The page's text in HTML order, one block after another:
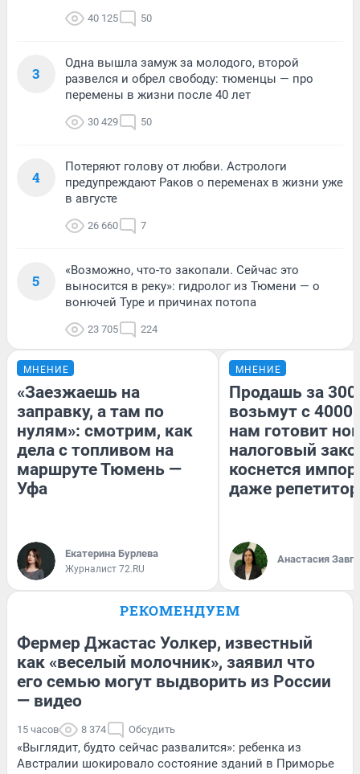
40 125 50
3
Одна вышла замуж за молодого, второй
развелся и обрел свободу: тюменцы — про
перемены в жизни после 40 лет
30 429 50
4
Потеряют голову от любви. Астрологи
предупреждают Раков о переменах в жизни уже
в августе
26 660 7
5
«Возможно, что-то закопали. Сейчас это
выносится в реку»: гидролог из Тюмени — о
вонючей Туре и причинах потопа
23 705 224
МНЕНИЕ
«Заезжаешь на
заправку, а там по
нулям»: смотрим, как
дела с топливом на
маршруте Тюмень —
Уфа
Екатерина Бурлева
Журналист 72.RU
МНЕНИЕ
Продашь за
возьмут с
нам готовит
налоговый
коснется
даже
Анастасия
РЕКОМЕНДУЕМ
Фермер Джастас Уолкер, известный
как «веселый молочник», заявил что
его семью могут выдворить из России
— видео
15 часов 8 374 Обсудить
«Выглядит, будто сейчас развалится»: ребенка из
Австралии шокировало состояние зданий в Приморье